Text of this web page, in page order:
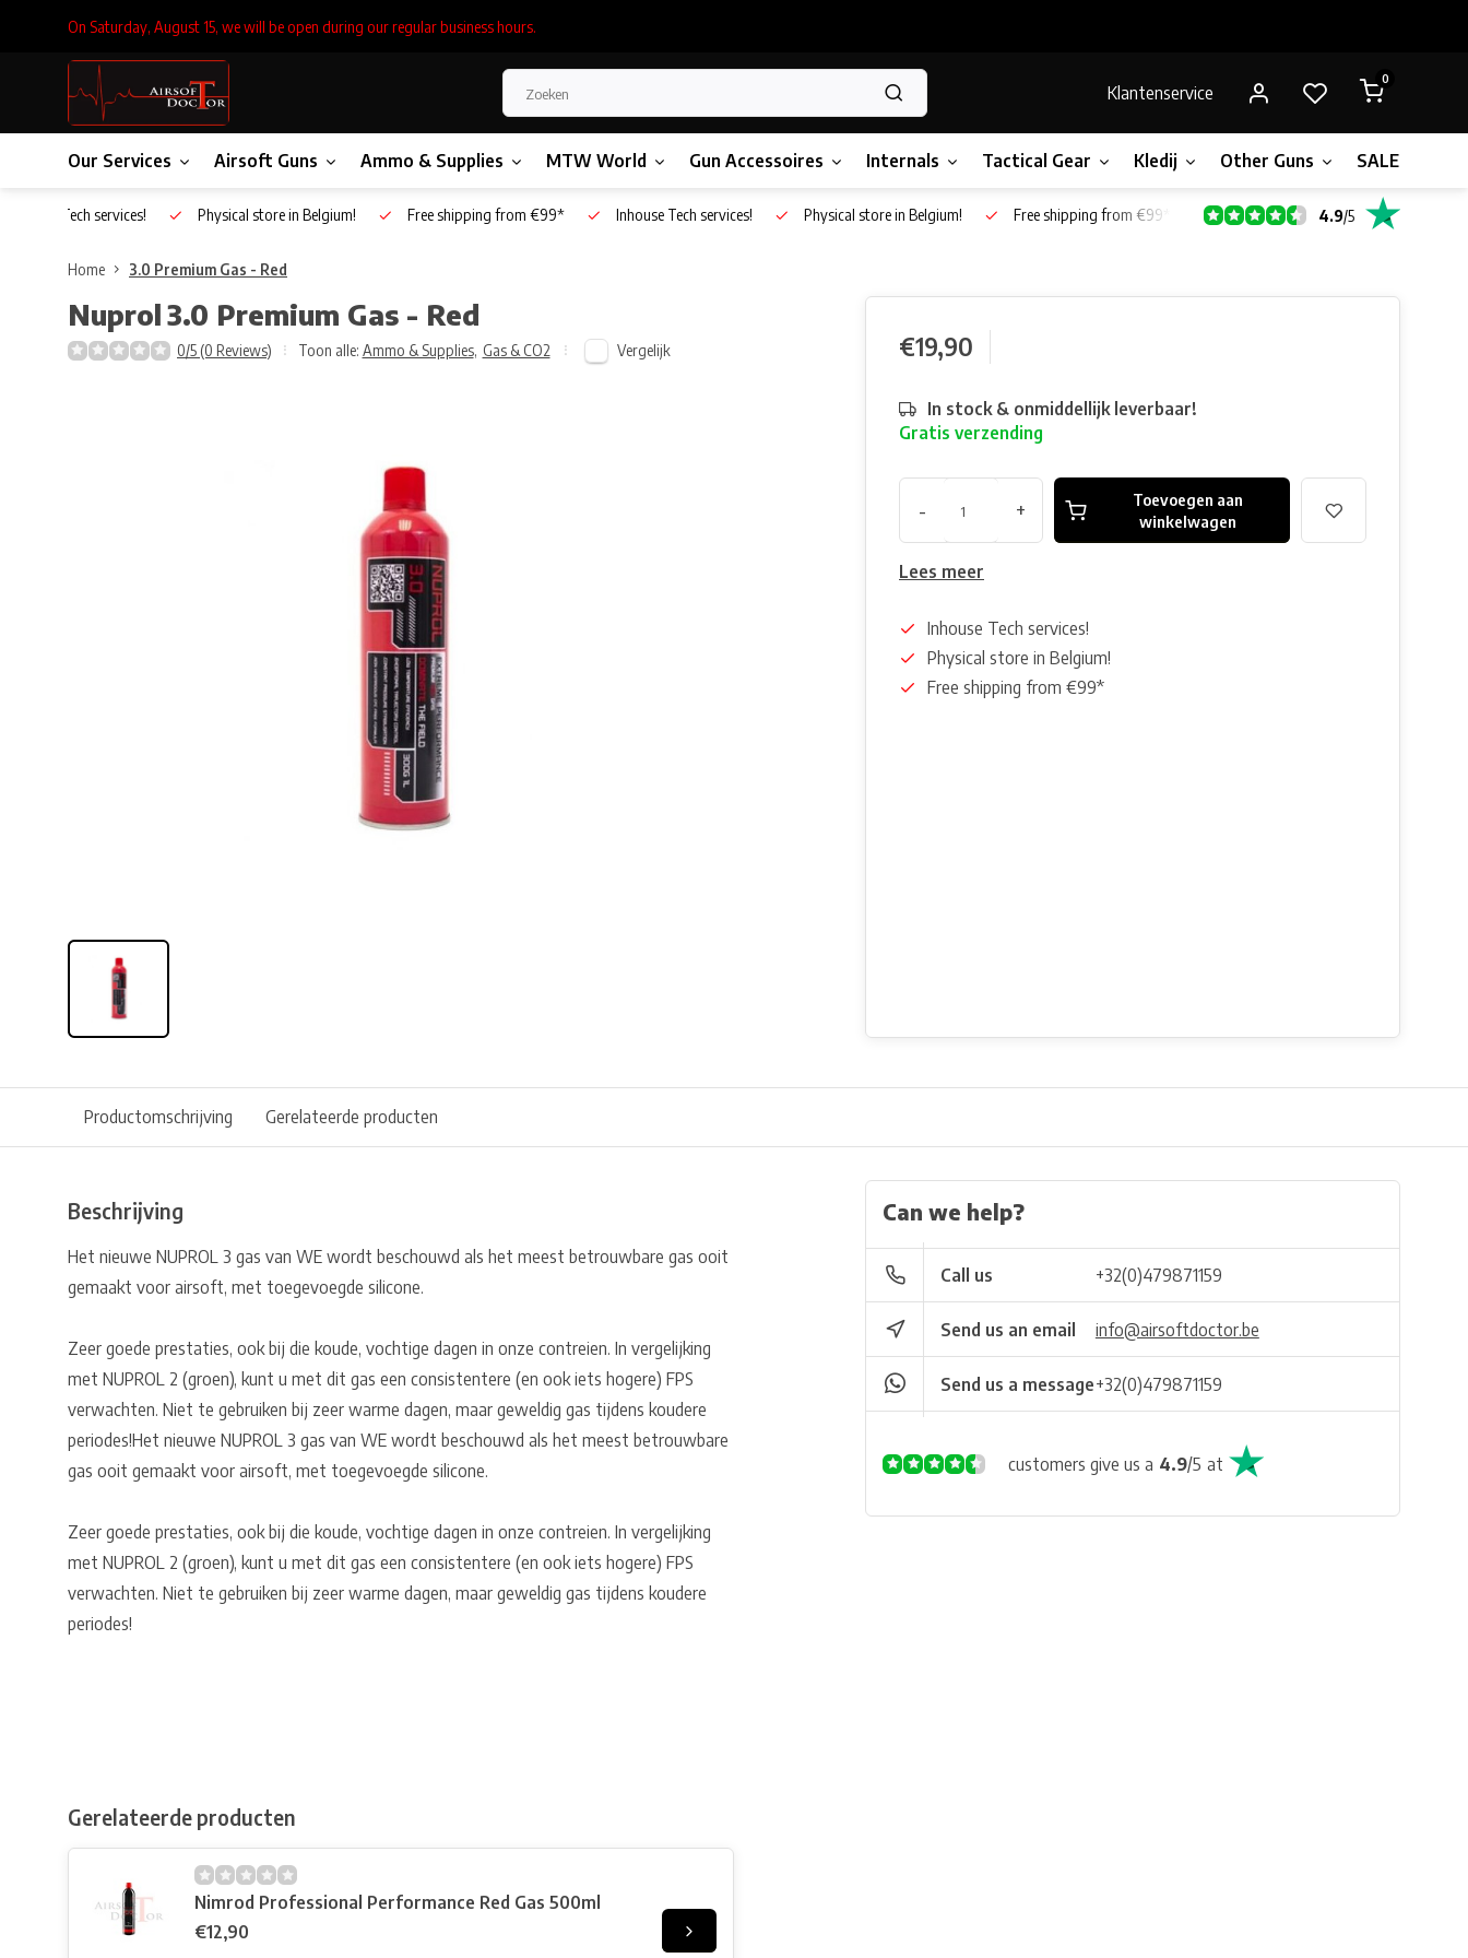
On Saturday, August 15, we will be open during our regular business hours.
Klantenservice
0
Our Services Airsoft Guns Ammo & Supplies MTW World Gun Accessoires Internals Tactical Gear Kledij Other Guns SALE!
Inhouse Tech services! Physical store in Belgium! Free shipping from €99* Inhouse Tech services! Physical store in Belgium! Free shipping from €99* 4.9/5
Home 3.0 Premium Gas - Red
Nuprol3.0 Premium Gas - Red
0/5 (0 Reviews) Toon alle: Ammo & Supplies, Gas & CO2 Vergelijk €19,90
In stock & onmiddellijk leverbaar!
Gratis verzending
- +
Toevoegen aan
winkelwagen
Lees meer
Inhouse Tech services!
Physical store in Belgium!
Free shipping from €99*
Productomschrijving Gerelateerde producten
Beschrijving
Het nieuwe NUPROL 3 gas van WE wordt beschouwd als het meest betrouwbare gas ooit
gemaakt voor airsoft, met toegevoegde silicone.
Zeer goede prestaties, ook bij die koude, vochtige dagen in onze contreien. In vergelijking
met NUPROL 2 (groen), kunt u met dit gas een consistentere (en ook iets hogere) FPS
verwachten. Niet te gebruiken bij zeer warme dagen, maar geweldig gas tijdens koudere
periodes!Het nieuwe NUPROL 3 gas van WE wordt beschouwd als het meest betrouwbare
gas ooit gemaakt voor airsoft, met toegevoegde silicone.
Zeer goede prestaties, ook bij die koude, vochtige dagen in onze contreien. In vergelijking
met NUPROL 2 (groen), kunt u met dit gas een consistentere (en ook iets hogere) FPS
verwachten. Niet te gebruiken bij zeer warme dagen, maar geweldig gas tijdens koudere
periodes!
Gerelateerde producten
Nimrod Professional Performance Red Gas 500ml
€12,90
Can we help?
Call us +32(0)479871159
Send us an email info@airsoftdoctor.be
Send us a message+32(0)479871159
customers give us a 4.9/5 at